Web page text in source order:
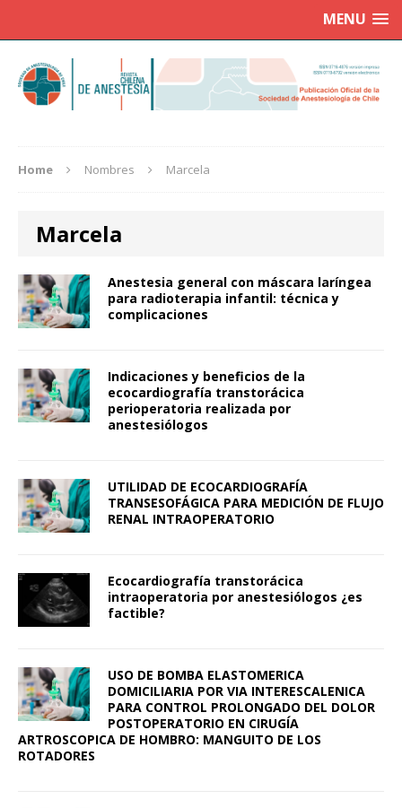
MENU
Home Nombres Marcela
Marcela
Anestesia general con máscara laríngea
para radioterapia infantil: técnica y
complicaciones
Indicaciones y beneficios de la
ecocardiografía transtorácica
perioperatoria realizada por
anestesiólogos
UTILIDAD DE ECOCARDIOGRAFÍA
TRANSESOFÁGICA PARA MEDICIÓN DE FLUJO
RENAL INTRAOPERATORIO
Ecocardiografía transtorácica
intraoperatoria por anestesiólogos ¿es
factible?
USO DE BOMBA ELASTOMERICA
DOMICILIARIA POR VIA INTERESCALENICA
PARA CONTROL PROLONGADO DEL DOLOR
POSTOPERATORIO EN CIRUGÍA
ARTROSCOPICA DE HOMBRO: MANGUITO DE LOS
ROTADORES